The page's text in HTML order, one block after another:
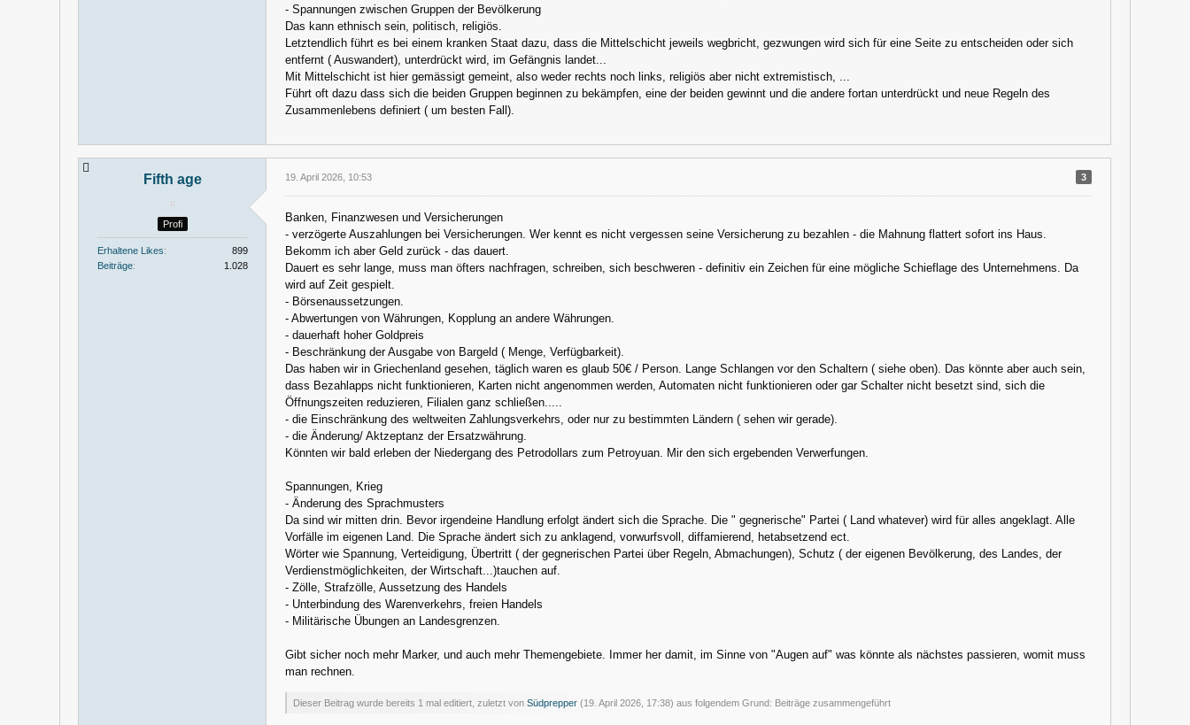
- Spannungen zwischen Gruppen der Bevölkerung
Das kann ethnisch sein, politisch, religiös.
Letztendlich führt es bei einem kranken Staat dazu, dass die Mittelschicht jeweils wegbricht, gezwungen wird sich für eine Seite zu entscheiden oder sich
entfernt ( Auswandert), unterdrückt wird, im Gefängnis landet...
Mit Mittelschicht ist hier gemässigt gemeint, also weder rechts noch links, religiös aber nicht extremistisch, ...
Führt oft dazu dass sich die beiden Gruppen beginnen zu bekämpfen, eine der beiden gewinnt und die andere fortan unterdrückt und neue Regeln des
Zusammenlebens definiert ( um besten Fall).
Fifth age
Profi
Erhaltene Likes
899
Beiträge
1.028
3
19. April 2026, 10:53
Banken, Finanzwesen und Versicherungen
- verzögerte Auszahlungen bei Versicherungen. Wer kennt es nicht vergessen seine Versicherung zu bezahlen - die Mahnung flattert sofort ins Haus.
Bekomm ich aber Geld zurück - das dauert.
Dauert es sehr lange, muss man öfters nachfragen, schreiben, sich beschweren - definitiv ein Zeichen für eine mögliche Schieflage des Unternehmens. Da
wird auf Zeit gespielt.
- Börsenaussetzungen.
- Abwertungen von Währungen, Kopplung an andere Währungen.
- dauerhaft hoher Goldpreis
- Beschränkung der Ausgabe von Bargeld ( Menge, Verfügbarkeit).
Das haben wir in Griechenland gesehen, täglich waren es glaub 50€ / Person. Lange Schlangen vor den Schaltern ( siehe oben). Das könnte aber auch sein,
dass Bezahlapps nicht funktionieren, Karten nicht angenommen werden, Automaten nicht funktionieren oder gar Schalter nicht besetzt sind, sich die
Öffnungszeiten reduzieren, Filialen ganz schließen.....
- die Einschränkung des weltweiten Zahlungsverkehrs, oder nur zu bestimmten Ländern ( sehen wir gerade).
- die Änderung/ Aktzeptanz der Ersatzwährung.
Könnten wir bald erleben der Niedergang des Petrodollars zum Petroyuan. Mir den sich ergebenden Verwerfungen.
Spannungen, Krieg
- Änderung des Sprachmusters
Da sind wir mitten drin. Bevor irgendeine Handlung erfolgt ändert sich die Sprache. Die " gegnerische" Partei ( Land whatever) wird für alles angeklagt. Alle
Vorfälle im eigenen Land. Die Sprache ändert sich zu anklagend, vorwurfsvoll, diffamierend, hetabsetzend ect.
Wörter wie Spannung, Verteidigung, Übertritt ( der gegnerischen Partei über Regeln, Abmachungen), Schutz ( der eigenen Bevölkerung, des Landes, der
Verdienstmöglichkeiten, der Wirtschaft...)tauchen auf.
- Zölle, Strafzölle, Aussetzung des Handels
- Unterbindung des Warenverkehrs, freien Handels
- Militärische Übungen an Landesgrenzen.
Gibt sicher noch mehr Marker, und auch mehr Themengebiete. Immer her damit, im Sinne von "Augen auf" was könnte als nächstes passieren, womit muss
man rechnen.
Dieser Beitrag wurde bereits 1 mal editiert, zuletzt vonSüdprepper (19. April 2026, 17:38) aus folgendem Grund: Beiträge zusammengeführt